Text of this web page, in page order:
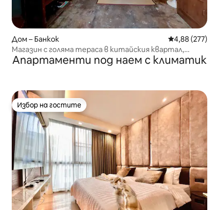
Дом – Банкок Средна
4,88 (277)
Магазин с голяма тераса в китайския квартал,
BaanYok
Апартаменти под наем с климатик
Избор на гостите
Избор на гостите